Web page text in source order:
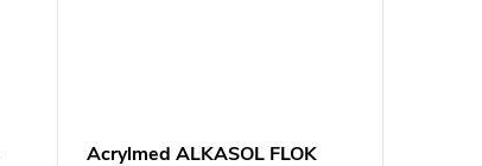
Acrylmed ALKASOL FLOK